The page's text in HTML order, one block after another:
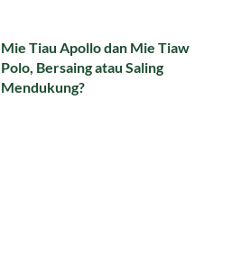
Mie Tiau Apollo dan Mie Tiaw
Polo, Bersaing atau Saling
Mendukung?